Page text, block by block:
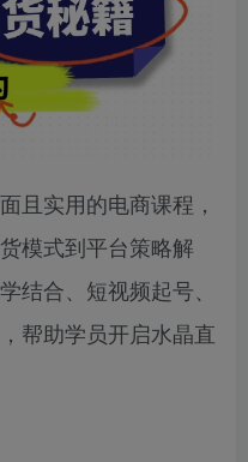
且实用的电商课程，
模式到平台策略解
结合、短视频起号、
帮助学员开启水晶直